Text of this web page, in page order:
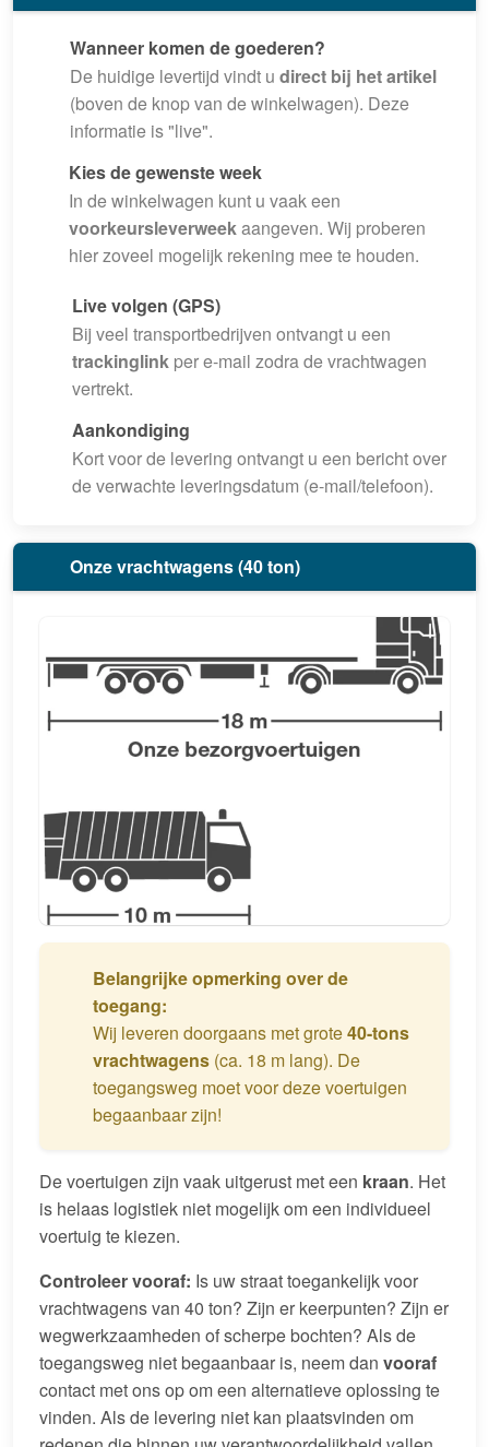
Wanneer komen de goederen?
De huidige levertijd vindt udirect bij het artikel
(boven de knop van de winkelwagen). Deze
informatie is "live".
Kies de gewenste week
In de winkelwagen kunt u vaak een
voorkeursleverweekaangeven. Wij proberen
hier zoveel mogelijk rekening mee te houden.
Live volgen (GPS)
Bij veel transportbedrijven ontvangt u een
trackinglinkper e-mail zodra de vrachtwagen
vertrekt.
Aankondiging
Kort voor de levering ontvangt u een bericht over
de verwachte leveringsdatum (e-mail/telefoon).
Onze vrachtwagens (40 ton)
Belangrijke opmerking over de
toegang:
Wij leveren doorgaans met grote40-tons
vrachtwagens(ca. 18 m lang). De
toegangsweg moet voor deze voertuigen
begaanbaar zijn!
De voertuigen zijn vaak uitgerust met een kraan. Het
is helaas logistiek niet mogelijk om een individueel
voertuig te kiezen.
Controleer vooraf: Is uw straat toegankelijk voor
vrachtwagens van 40 ton? Zijn er keerpunten? Zijn er
wegwerkzaamheden of scherpe bochten? Als de
toegangsweg niet begaanbaar is, neem dan vooraf
contact met ons op om een alternatieve oplossing te
vinden. Als de levering niet kan plaatsvinden om